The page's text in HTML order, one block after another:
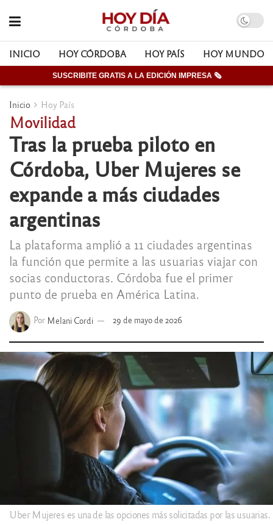
INICIO HOY CÓRDOBA HOY PAÍS HOY MUNDO
SUSCRIBITE GRATIS A LA EDICIÓN IMPRESA 🗞
Inicio Hoy País
Movilidad
Tras la prueba piloto en
Córdoba, Uber Mujeres se
expande a más ciudades
argentinas
La plataforma amplió a 11 ciudades argentinas
la función que permite a las usuarias viajar con
socias conductoras. Córdoba fue el primer
punto de prueba en América Latina.
Por Melani Cordi 29 de mayo de 2026
Uber Mujeres es una de las opciones más solicitadas por las usuarias.